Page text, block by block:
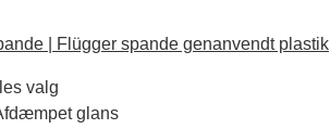
| Flügger spande genanvendt plastik
valg
glans